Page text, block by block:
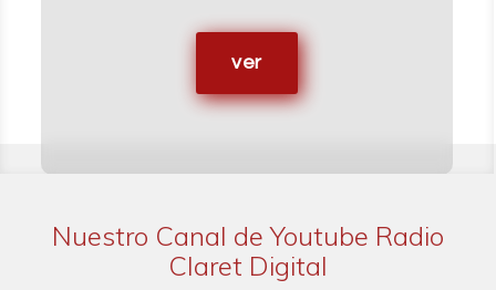
ver
Nuestro Canal de Youtube Radio
Claret Digital